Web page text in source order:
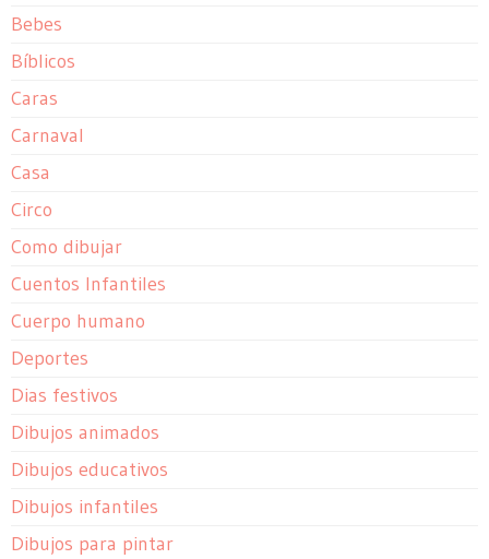
Bebes
Bíblicos
Caras
Carnaval
Casa
Circo
Como dibujar
Cuentos Infantiles
Cuerpo humano
Deportes
Dias festivos
Dibujos animados
Dibujos educativos
Dibujos infantiles
Dibujos para pintar